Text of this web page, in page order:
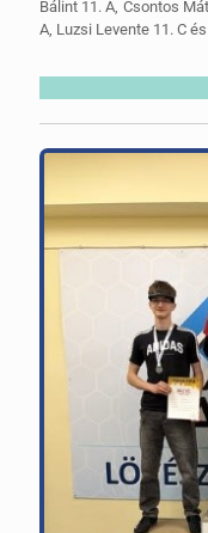
Bálint 11. A, Csontos
A, Luzsi Levente 11. C